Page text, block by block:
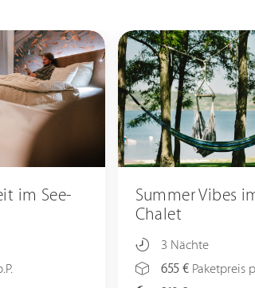
im See-
Summer Vibes
Chalet
3 Nächte
655 €Paketpreis